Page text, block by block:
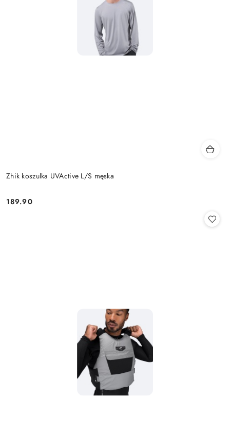
Zhik koszulka UVActive L/S męska
Cena:
189.90